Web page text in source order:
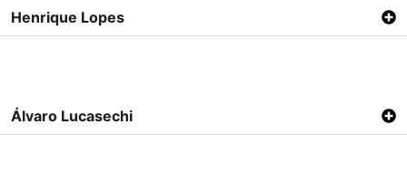
Henrique Lopes
Álvaro Lucasechi